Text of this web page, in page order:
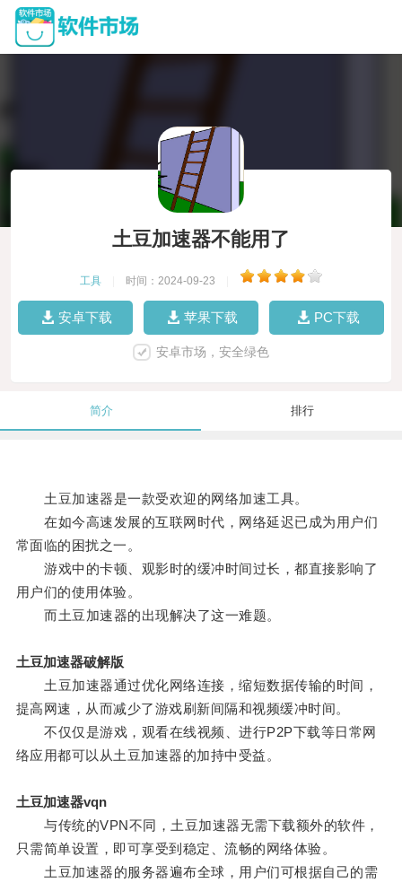
土豆加速器不能用了
工具 时间：2024-09-23
安卓下载 苹果下载 PC下载
安卓市场，安全绿色
简介 排行
土豆加速器是一款受欢迎的网络加速工具。
在如今高速发展的互联网时代，网络延迟已成为用户们
常面临的困扰之一。
游戏中的卡顿、观影时的缓冲时间过长，都直接影响了
用户们的使用体验。
而土豆加速器的出现解决了这一难题。
土豆加速器破解版
土豆加速器通过优化网络连接，缩短数据传输的时间，
提高网速，从而减少了游戏刷新间隔和视频缓冲时间。
不仅仅是游戏，观看在线视频、进行P2P下载等日常网
络应用都可以从土豆加速器的加持中受益。
土豆加速器vqn
与传统的VPN不同，土豆加速器无需下载额外的软件，
只需简单设置，即可享受到稳定、流畅的网络体验。
土豆加速器的服务器遍布全球，用户们可根据自己的需